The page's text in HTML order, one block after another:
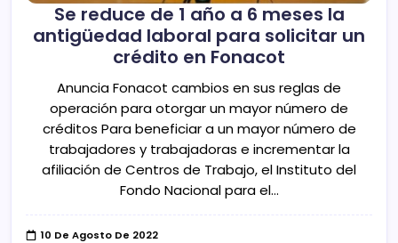
Se reduce de 1 año a 6 meses la
antigüedad laboral para solicitar un
crédito en Fonacot
Anuncia Fonacot cambios en sus reglas de
operación para otorgar un mayor número de
créditos Para beneficiar a un mayor número de
trabajadores y trabajadoras e incrementar la
afiliación de Centros de Trabajo, el Instituto del
Fondo Nacional para el…
10 De Agosto De 2022